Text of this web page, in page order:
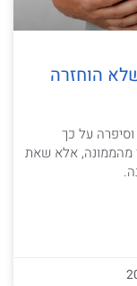
שלא הוחזרה
על כך
מהממונה, אלא שאת